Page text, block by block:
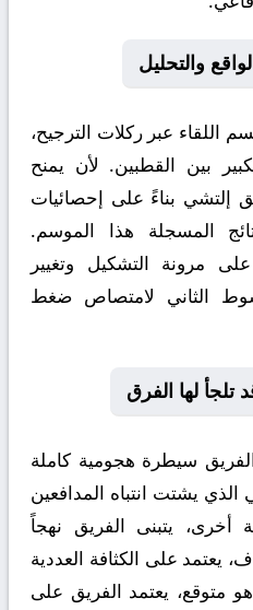
والتحليل
اللقاء عبر ركلات الترجيح،
بين القطبين. لأن يمنح
إلتشي بناءً على إحصائيات
المسجلة هذا الموسم.
مرونة التشكيل وتغيير
الثاني لامتصاص ضغط
تلجأ لها الفرق
سيطرة هجومية كاملة
الذي يشتت انتباه المدافعين
يتبنى الفريق نهجاً
يعتمد على الكثافة العددية
متوقع، يعتمد الفريق على